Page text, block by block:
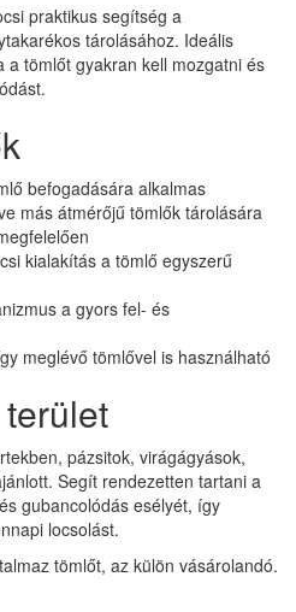
praktikus segítség a
tárolásához. Ideális
a tömlőt gyakran kell mozgatni és
befogadására alkalmas
más átmérőjű tömlők tárolására
kialakítás a tömlő egyszerű
a gyors fel- és
meglévő tömlővel is használható
pázsitok, virágágyások,
Segít rendezetten tartani a
gubancolódás esélyét, így
locsolást.
tömlőt, az külön vásárolandó.